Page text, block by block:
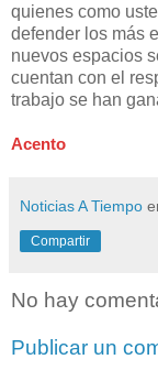
quienes como
defender los más
nuevos espacios
cuentan con el
trabajo se han
Acento
Noticias A Tiempo
Compartir
No hay
Publicar un